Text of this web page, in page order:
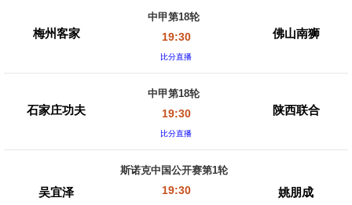
梅州客家
中甲第18轮
19:30
比分直播
佛山南狮
石家庄功夫
中甲第18轮
19:30
比分直播
陕西联合
吴宜泽
斯诺克中国公开赛第1轮
19:30 姚朋成